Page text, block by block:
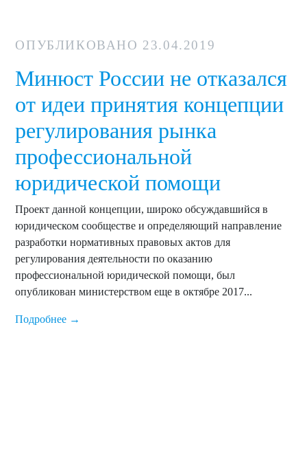
ОПУБЛИКОВАНО 23.04.2019
Минюст России не отказался
от идеи принятия концепции
регулирования рынка
профессиональной
юридической помощи
Проект данной концепции, широко обсуждавшийся в
юридическом сообществе и определяющий направление
разработки нормативных правовых актов для
регулирования деятельности по оказанию
профессиональной юридической помощи, был
опубликован министерством еще в октябре 2017...
Подробнее →